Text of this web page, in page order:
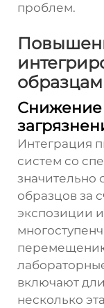
проблем.
Снижение
Интеграция
систем со
значительно
образцов за
экспозиции
включают
несколько